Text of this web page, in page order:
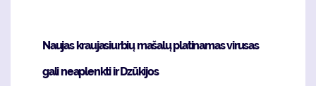
Naujas kraujasiurbių mašalų platinamas virusas
gali neaplenkti ir Dzūkijos